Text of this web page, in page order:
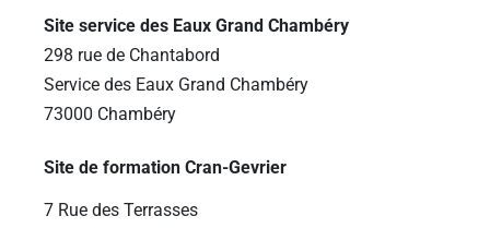
Site service des Eaux Grand Chambéry
298 rue de Chantabord
Service des Eaux Grand Chambéry
73000 Chambéry
Site de formation Cran-Gevrier
7 Rue des Terrasses